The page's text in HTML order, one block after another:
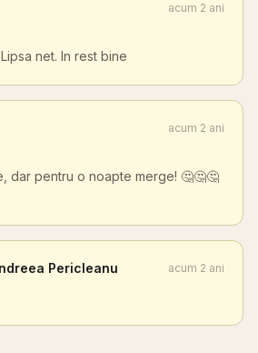
acum 2 ani
net. In rest bine
acum 2 ani
dar pentru o noapte merge! 🤔🤔🤔
Pericleanu acum 2 ani